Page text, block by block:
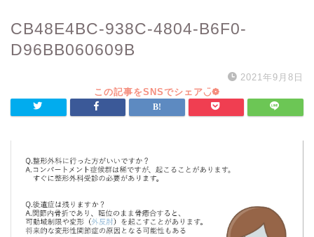
CB48E4BC-938C-4804-B6F0-
D96BB060609B
2021年9月8日